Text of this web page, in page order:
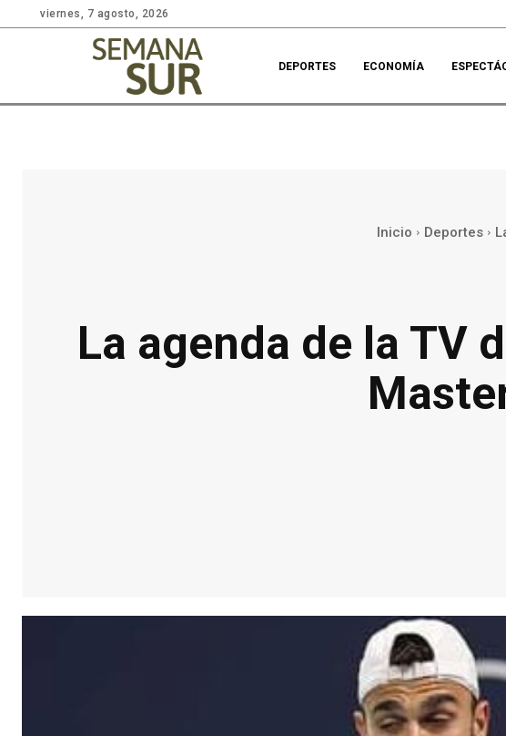
viernes, 7 agosto, 2026
DEPORTES ECONOMÍA
Inicio Deportes
La agenda de la TV